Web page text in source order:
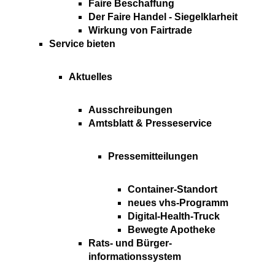
Faire Beschaffung
Der Faire Handel - Siegelklarheit
Wirkung von Fairtrade
Service bieten
Aktuelles
Ausschreibungen
Amtsblatt & Presseservice
Pressemitteilungen
Container-Standort
neues vhs-Programm
Digital-Health-Truck
Bewegte Apotheke
Rats- und Bürger-
informationssystem